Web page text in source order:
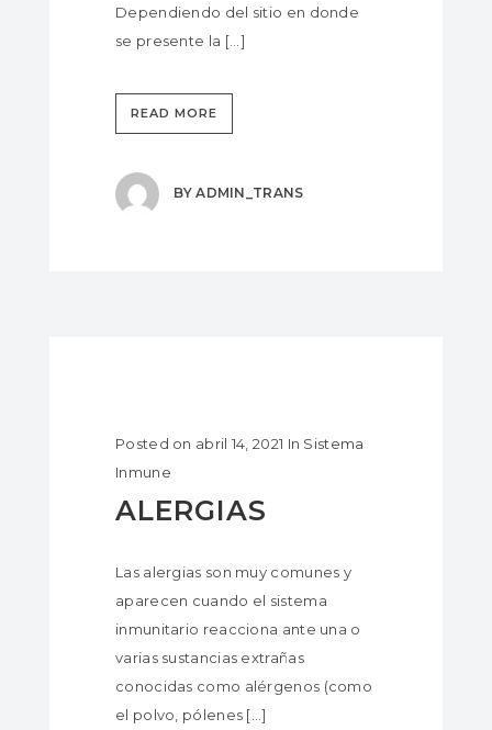
Dependiendo del sitio en donde
se presente la [...]
READ MORE
BYADMIN_TRANS
Posted on abril 14, 2021 In Sistema
Inmune
ALERGIAS
Las alergias son muy comunes y
aparecen cuando el sistema
inmunitario reacciona ante una o
varias sustancias extrañas
conocidas como alérgenos (como
el polvo, pólenes […]